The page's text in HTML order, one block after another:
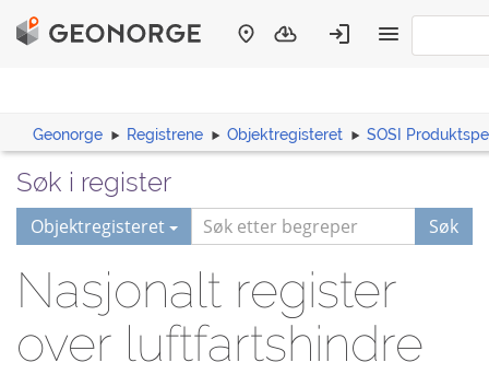
Geonorge Registrene Objektregisteret SOSI
Søk i register
Objektregisteret Søk
Nasjonalt register
over luftfartshindre